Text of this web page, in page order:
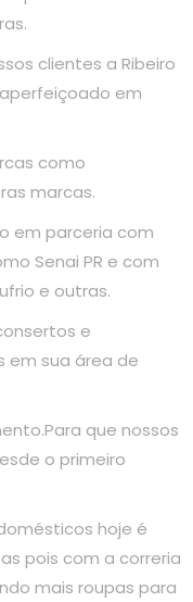
clientes a Ribeiro
em
como
marcas.
em parceria com
Senai PR e com
e outras.
e
em sua área de
que nossos
o primeiro
hoje é
pois com a correria
mais roupas para